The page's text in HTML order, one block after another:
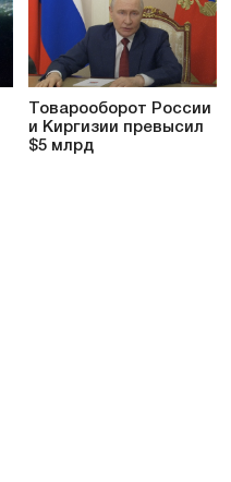
Товарооборот России
и Киргизии превысил
$5 млрд